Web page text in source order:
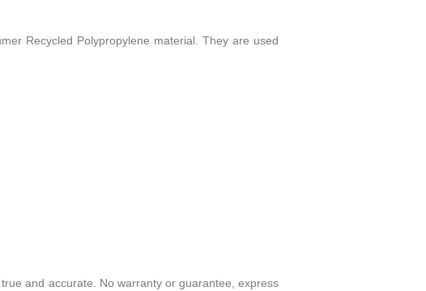
Recycled Polypropylene material. They are used
and accurate. No warranty or guarantee, express